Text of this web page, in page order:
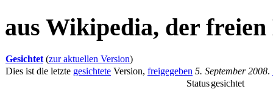
aus Wikipedia, der
Gesichtet (zur aktuellen Version)
Dies ist die letzte gesichtete Version, freigegeben 5. September 2008.
Statusgesichtet